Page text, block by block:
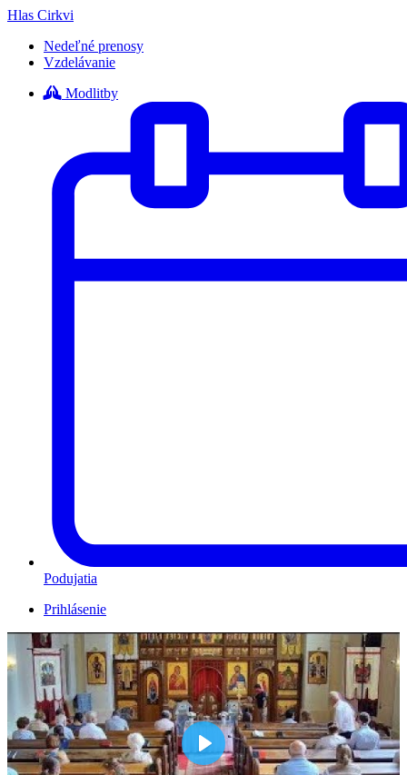
Hlas Cirkvi
Nedeľné prenosy
Vzdelávanie
Modlitby
Podujatia
Prihlásenie
Play